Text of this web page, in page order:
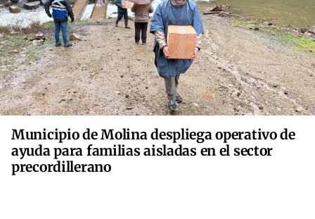
Municipio de Molina despliega operativo de
ayuda para familias aisladas en el sector
precordillerano